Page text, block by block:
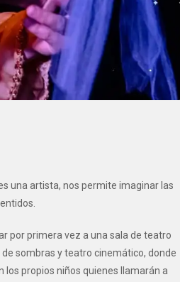
una artista, nos permite imaginar las
por primera vez a una sala de teatro
sombras y teatro cinemático, donde
los propios niños quienes llamarán a